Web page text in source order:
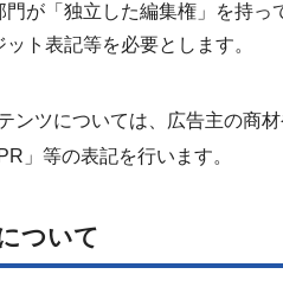
門が「独立した編集権」を持
ット表記等を必要とします。
ンツについては、広告主の商
」等の表記を行います。
ついて